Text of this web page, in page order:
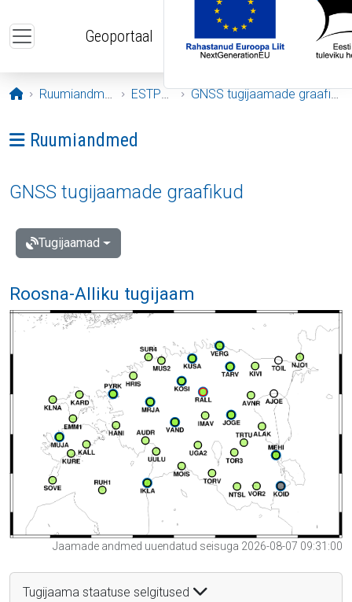
Geoportaal
Avaleht
Ruumiandmed ESTPOS GNSS tugijaamade graafikud
Ava menüü: Ruumiandmed
Ruumiandmed
GNSS tugijaamade graafikud
Tugijaamad
Roosna-Alliku tugijaam
Jaamade andmed uuendatud seisuga 2026-08-07 09:31:00
Tugijaama staatuse selgitused